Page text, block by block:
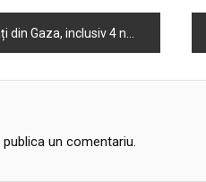
4 neincluși în lista de captivi.
un comentariu.